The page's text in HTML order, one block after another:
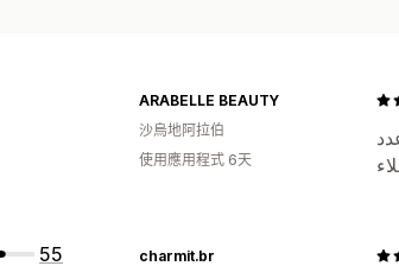
55
ARABELLE BEAUTY
沙烏地阿拉伯
使用應用程式 6天
charmit.br